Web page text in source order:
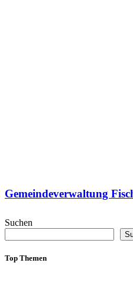
Gemeindeverwaltung
Suchen
Top Themen